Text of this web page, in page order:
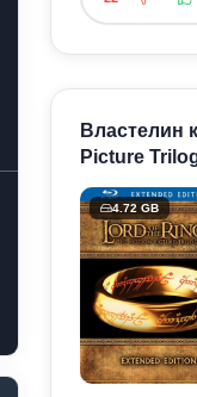
Властелин
Picture
4.72 GB